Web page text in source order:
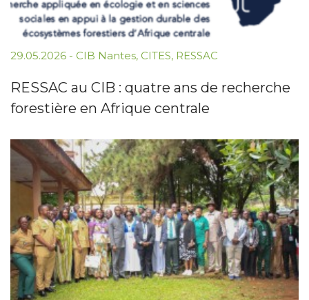
29.05.2026 - CIB Nantes, CITES, RESSAC
RESSAC au CIB : quatre ans de recherche
forestière en Afrique centrale